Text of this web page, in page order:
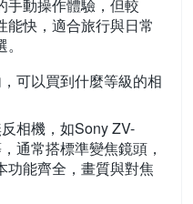
手動操作體驗，但較
能快，適合旅行與日常
可以買到什麼等級的相
相機，如Sony ZV-
通常搭標準變焦鏡頭，
功能齊全，畫質與對焦